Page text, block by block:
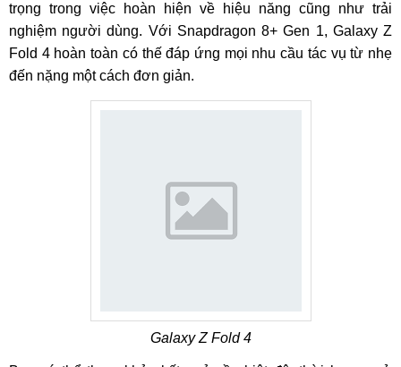
trọng trong việc hoàn hiện về hiệu năng cũng như trải
nghiệm người dùng. Với Snapdragon 8+ Gen 1, Galaxy Z
Fold 4 hoàn toàn có thế đáp ứng mọi nhu cầu tác vụ từ nhẹ
đến nặng một cách đơn giản.
Galaxy Z Fold 4